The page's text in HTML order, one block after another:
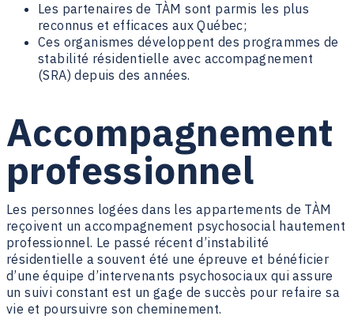
Les partenaires de TÀM sont parmis les plus
reconnus et efficaces aux Québec;
Ces organismes développent des programmes de
stabilité résidentielle avec accompagnement
(SRA) depuis des années.
Accompagnement
professionnel
Les personnes logées dans les appartements de TÀM
reçoivent un accompagnement psychosocial hautement
professionnel. Le passé récent d’instabilité
résidentielle a souvent été une épreuve et bénéficier
d’une équipe d’intervenants psychosociaux qui assure
un suivi constant est un gage de succès pour refaire sa
vie et poursuivre son cheminement.